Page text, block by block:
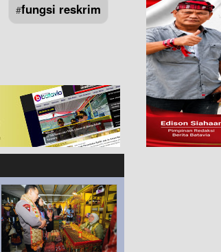
#fungsi reskrim